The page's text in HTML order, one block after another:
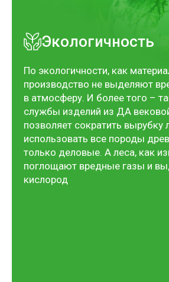
Экологичность
По экологичности, как
производство не выделяют
в атмосферу. И более того –
службы изделий из ДА
позволяет сократить вырубку
использовать все породы
только деловые. А леса, как
поглощают вредные газы и
кислород